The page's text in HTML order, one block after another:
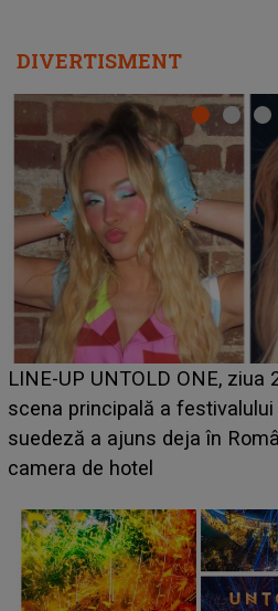
DIVERTISMENT
Ce a dezvăluit noua
luat prin surprindere pe
BĂIATUL VIZAT de
faptului împlinit, A